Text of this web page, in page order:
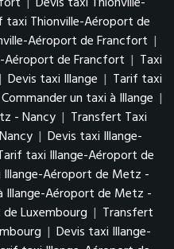
taxi Thionville-Aéroport de
Aéroport de Francfort |
Aéroport de Francfort | Taxi
| Devis taxi Illange | Tarif taxi
Commander un taxi à Illange |
- Nancy | Transfert Taxi
| Devis taxi Illange-
taxi Illange-Aéroport de
Illange-Aéroport de Metz -
Illange-Aéroport de Metz -
Luxembourg | Transfert
| Devis taxi Illange-